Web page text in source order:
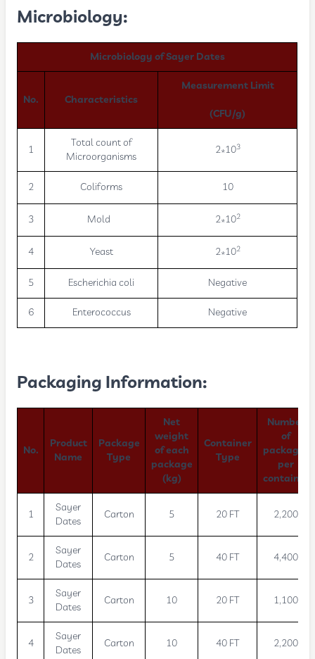
Microbiology:
Microbiology of Sayer Dates
No. Characteristics
Measurement Limit
(CFU/g)
1
Total count of
Microorganisms
2*103
2 Coliforms 10
3 Mold 2*102
4 Yeast 2*102
5 Escherichia coli Negative
6 Enterococcus Negative
Packaging Information:
No.
Product
Name
Package
Type
Net
weight
of each
package
(kg)
Container
Type
Number
of
packages
per
container
1
Sayer
Dates
Carton 5 20 FT 2,200
2
Sayer
Dates
Carton 5 40 FT 4,400
3
Sayer
Dates
Carton 10 20 FT 1,100
4
Sayer
Dates
Carton 10 40 FT 2,200